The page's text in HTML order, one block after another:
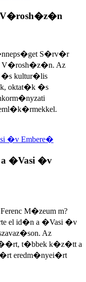
V�rosh�z�n
S�rv�r
V�rosh�z�n. Az
�s kultur�lis
oktat�k �s
a �Vasi �v
M�zeum m?
el id�n a �Vasi �v
Az
t�bbek k�z�tt a
eredm�nyei�rt